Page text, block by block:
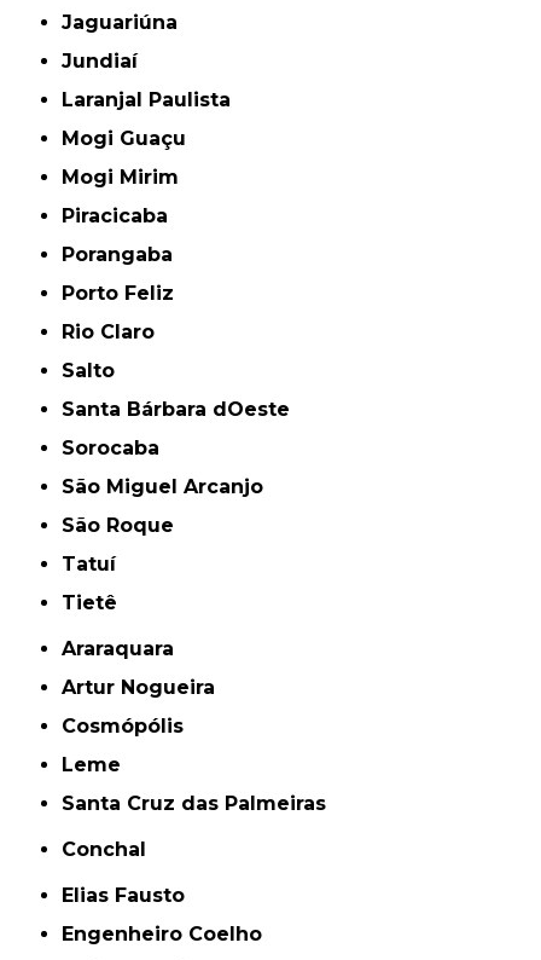
Jaguariúna
Jundiaí
Laranjal Paulista
Mogi Guaçu
Mogi Mirim
Piracicaba
Porangaba
Porto Feliz
Rio Claro
Salto
Santa Bárbara dOeste
Sorocaba
São Miguel Arcanjo
São Roque
Tatuí
Tietê
Araraquara
Artur Nogueira
Cosmópólis
Leme
Santa Cruz das Palmeiras
Conchal
Elias Fausto
Engenheiro Coelho